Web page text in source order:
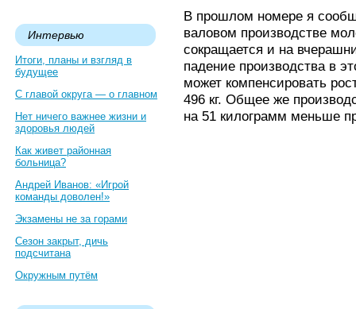
Интервью
Итоги, планы и взгляд в
будущее
С главой округа — о главном
Нет ничего важнее жизни и
здоровья людей
Как живет районная
больница?
Андрей Иванов: «Игрой
команды доволен!»
Экзамены не за горами
Сезон закрыт, дичь
подсчитана
Окружным путём
В прошлом номере я
валовом производстве
сокращается и на
падение производства в
может компенсировать
496 кг. Общее же
на 51 килограмм меньше